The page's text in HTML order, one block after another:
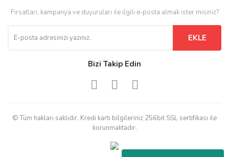
Fırsatları, kampanya ve duyuruları ile ilgili e-posta almak ister misiniz?
EKLE
Bizi Takip Edin
© Tüm hakları saklıdır. Kredi kartı bilgileriniz 256bit SSL sertifikası ile
korunmaktadır.